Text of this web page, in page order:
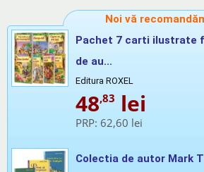
Noi vă
Pachet 7 carti ilustrate
de au...
Editura ROXEL
48,83 lei
PRP: 62,60 lei
Colectia de autor Mark